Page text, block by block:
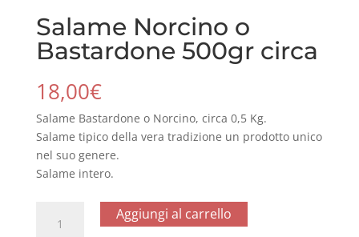
Salame Norcino o
Bastardone 500gr circa
18,00€
Salame Bastardone o Norcino, circa 0,5 Kg.
Salame tipico della vera tradizione un prodotto unico
nel suo genere.
Salame intero.
Norcino
Aggiungi al carrello